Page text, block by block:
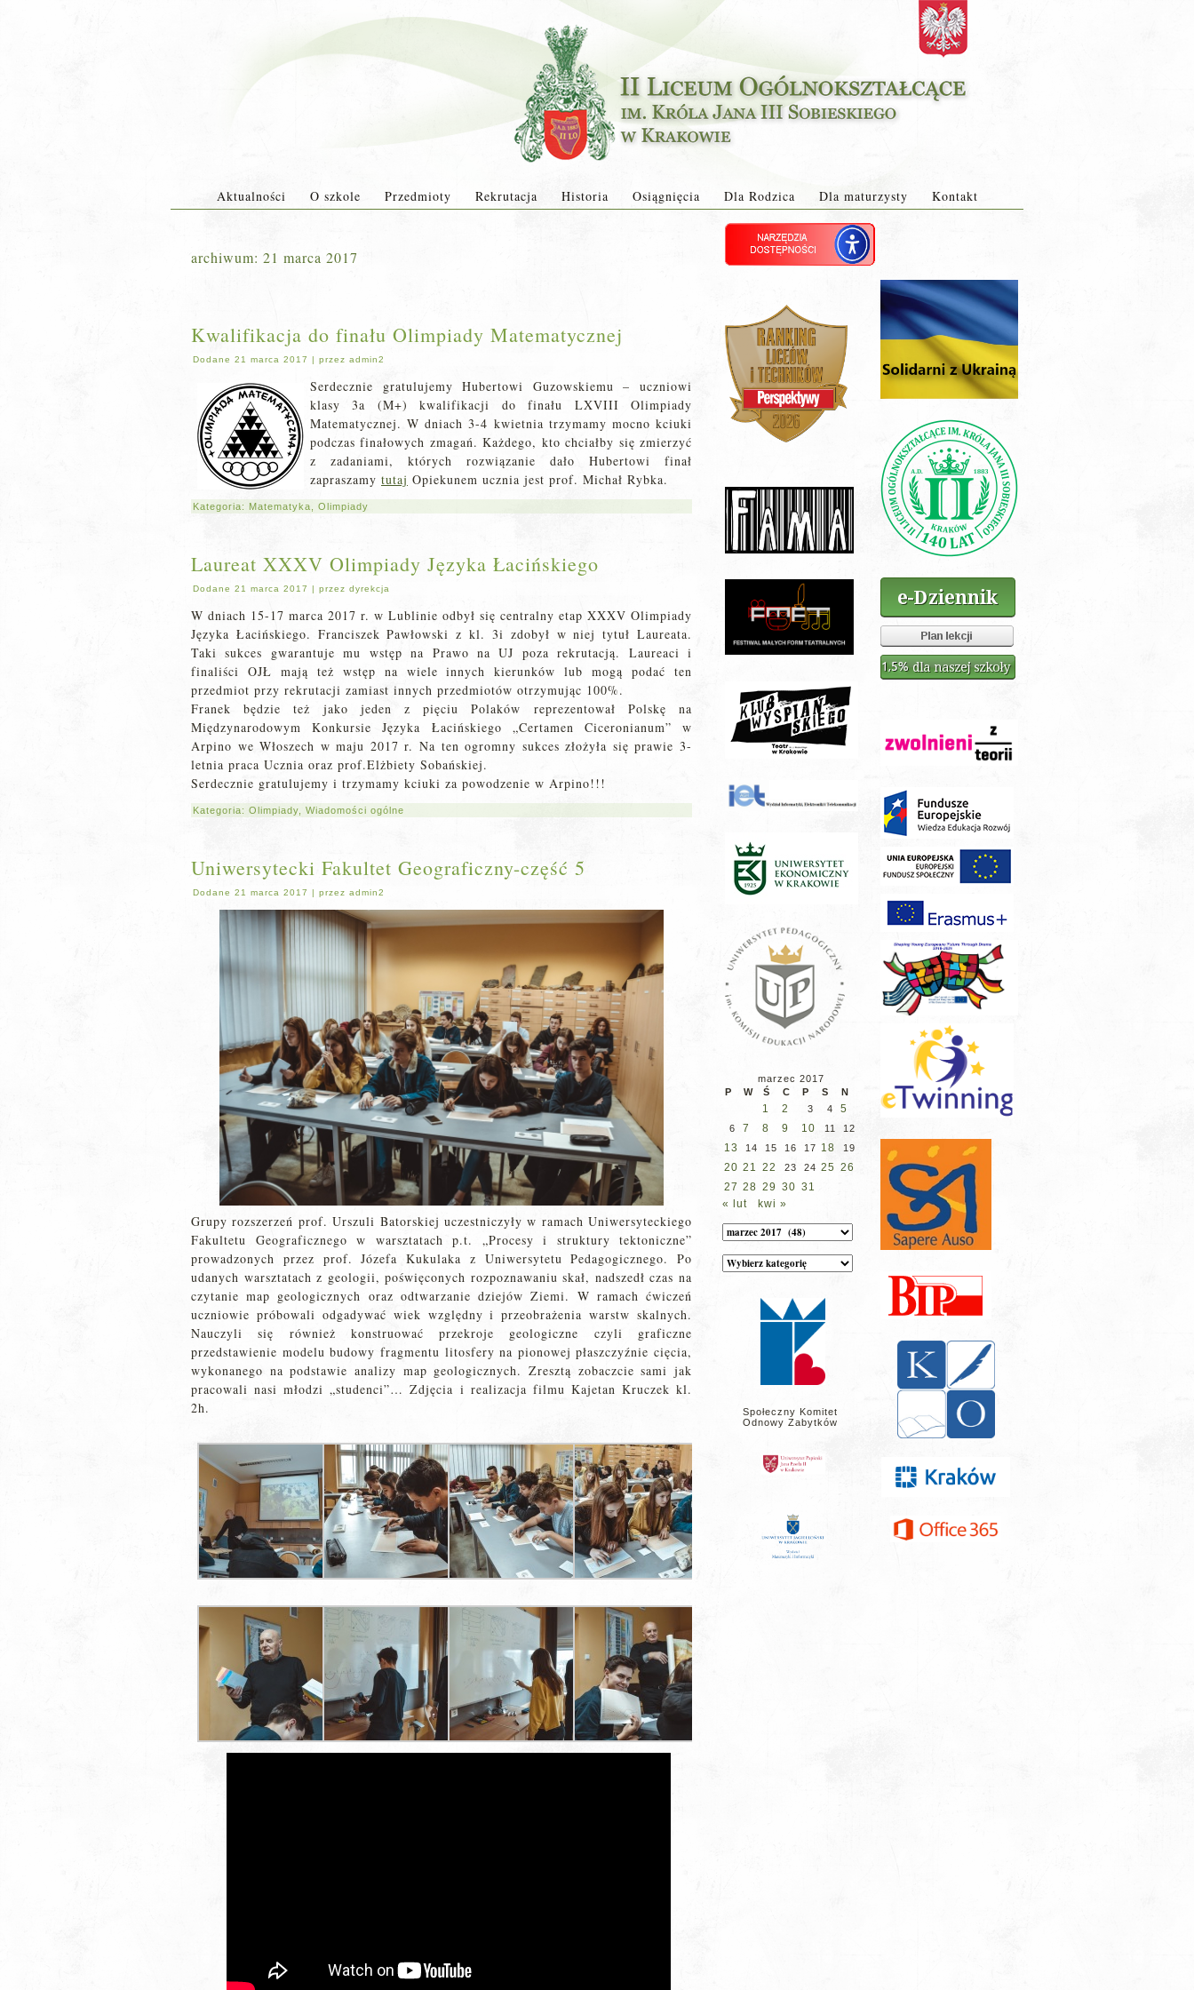
Aktualności O szkole Przedmioty Rekrutacja Historia Osiągnięcia Dla Rodzica Dla maturzysty Kontakt
archiwum: 21 marca 2017
Kwalifikacja do finału Olimpiady Matematycznej
Dodane 21 marca 2017 | przez admin2
Serdecznie gratulujemy Hubertowi Guzowskiemu – uczniowi
klasy 3a (M+) kwalifikacji do finału LXVIII Olimpiady
Matematycznej. W dniach 3-4 kwietnia trzymamy mocno kciuki
podczas finałowych zmagań. Każdego, kto chciałby się zmierzyć
z zadaniami, których rozwiązanie dało Hubertowi finał
zapraszamy tutaj Opiekunem ucznia jest prof. Michał Rybka.
Kategoria: Matematyka Olimpiady
Laureat XXXV Olimpiady Języka Łacińskiego
Dodane 21 marca 2017 | przez dyrekcja
W dniach 15-17 marca 2017 r. w Lublinie odbył się centralny etap XXXV Olimpiady
Języka Łacińskiego. Franciszek Pawłowski z kl. 3i zdobył w niej tytuł Laureata.
Taki sukces gwarantuje mu wstęp na Prawo na UJ poza rekrutacją. Laureaci i
finaliści OJŁ mają też wstęp na wiele innych kierunków lub mogą podać ten
przedmiot przy rekrutacji zamiast innych przedmiotów otrzymując 100%.
Franek będzie też jako jeden z pięciu Polaków reprezentował Polskę na
Międzynarodowym Konkursie Języka Łacińskiego „Certamen Ciceronianum” w
Arpino we Włoszech w maju 2017 r. Na ten ogromny sukces złożyła się prawie 3-
letnia praca Ucznia oraz prof.Elżbiety Sobańskiej.
Serdecznie gratulujemy i trzymamy kciuki za powodzenie w Arpino!!!
Kategoria: Olimpiady Wiadomości ogólne
Uniwersytecki Fakultet Geograficzny-część 5
Dodane 21 marca 2017 | przez admin2
Grupy rozszerzeń prof. Urszuli Batorskiej uczestniczyły w ramach Uniwersyteckiego
Fakultetu Geograficznego w warsztatach p.t. „Procesy i struktury tektoniczne”
prowadzonych przez prof. Józefa Kukulaka z Uniwersytetu Pedagogicznego. Po
udanych warsztatach z geologii, poświęconych rozpoznawaniu skał, nadszedł czas na
czytanie map geologicznych oraz odtwarzanie dziejów Ziemi. W ramach ćwiczeń
uczniowie próbowali odgadywać wiek względny i przeobrażenia warstw skalnych.
Nauczyli się również konstruować przekroje geologiczne czyli graficzne
przedstawienie modelu budowy fragmentu litosfery na pionowej płaszczyźnie cięcia,
wykonanego na podstawie analizy map geologicznych. Zresztą zobaczcie sami jak
pracowali nasi młodzi „studenci”… Zdjęcia i realizacja filmu Kajetan Kruczek kl.
2h.
marzec 2017
P
W Ś C P S N
1 2 3 4 5
6 7 8 9 10 11 12
13 14 15 16 17 18 19
20 21 22 23 24 25 26
27 28 29 30 31
« lut
kwi »
Archiwum
Kategorie
wpisów
Społeczny Komitet
Odnowy Zabytków